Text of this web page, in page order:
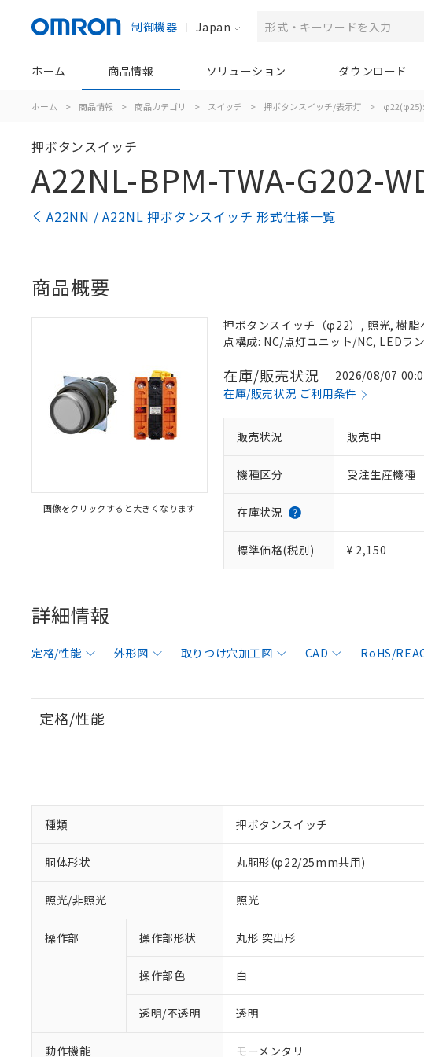
制御機器 Japan
ホーム 商品情報 ソリューション ダウンロード
ホーム > 商品情報 > 商品カテゴリ > スイッチ > 押ボタンスイッチ/表示灯 >
押ボタンスイッチ
A22NL-BPM-TWA-G202-
A22NN / A22NL 押ボタンスイッチ 形式仕様一覧
商品概要
画像をクリックすると大きくなります
押ボタンスイッチ（φ22）, 照光, 樹
点構成: NC/点灯ユニット/NC, LEDラ
在庫/販売状況
2026/08/07
在庫/販売状況 ご利用条件
販売状況 販売中
機種区分 受注生産機種
在庫状況
標準価格(税別) ¥ 2,150
詳細情報
定格/性能 外形図 取りつけ穴加工図 CAD RoHS/
定格/性能
種類 押ボタンスイッチ
胴体形状 丸胴形(φ22/25mm共用)
照光/非照光 照光
操作部 操作部形状 丸形 突出形
操作部色 白
透明/不透明 透明
動作機能 モーメンタリ